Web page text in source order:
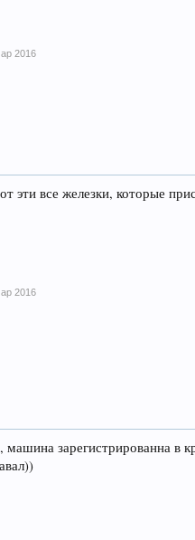
2016
эти все железки, которые
2016
машина зарегистрированна в